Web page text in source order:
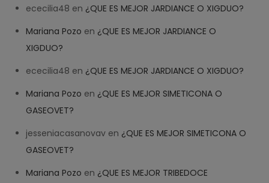
ececilia48 en ¿QUE ES MEJOR JARDIANCE O XIGDUO?
Mariana Pozo en ¿QUE ES MEJOR JARDIANCE O
XIGDUO?
ececilia48 en ¿QUE ES MEJOR JARDIANCE O XIGDUO?
Mariana Pozo en ¿QUE ES MEJOR SIMETICONA O
GASEOVET?
jesseniacasanovav en ¿QUE ES MEJOR SIMETICONA O
GASEOVET?
Mariana Pozo en ¿QUE ES MEJOR TRIBEDOCE